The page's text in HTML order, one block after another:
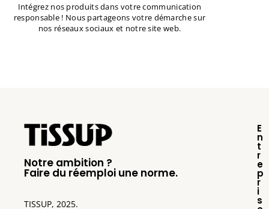
Intégrez nos produits dans votre communication
responsable ! Nous partageons votre démarche sur
nos réseaux sociaux et notre site web.
Notre ambition ?
Faire du réemploi une norme.
TISSUP, 2025.
E
n
t
r
e
p
r
i
s